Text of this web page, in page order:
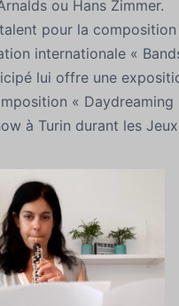
ou Hans Zimmer.
pour la composition
internationale «
lui offre une
« Daydreaming
à Turin durant les